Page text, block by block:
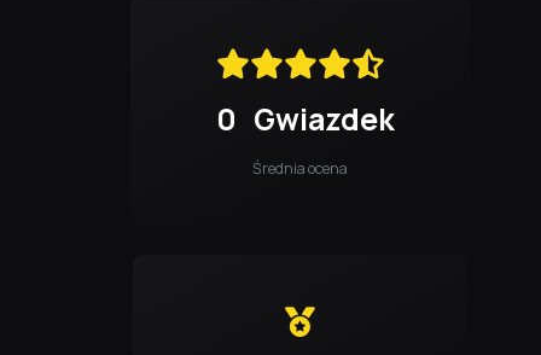
0 Gwiazdek
Średnia ocena